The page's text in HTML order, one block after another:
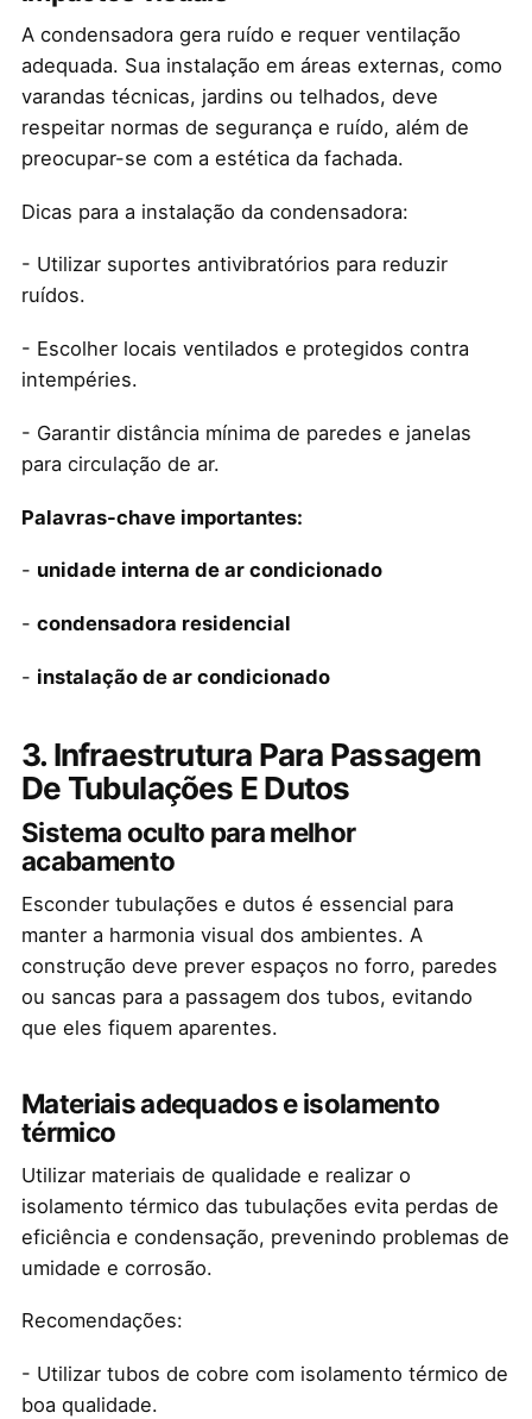
A condensadora gera ruído e requer ventilação
adequada. Sua instalação em áreas externas, como
varandas técnicas, jardins ou telhados, deve
respeitar normas de segurança e ruído, além de
preocupar-se com a estética da fachada.
Dicas para a instalação da condensadora:
- Utilizar suportes antivibratórios para reduzir
ruídos.
- Escolher locais ventilados e protegidos contra
intempéries.
- Garantir distância mínima de paredes e janelas
para circulação de ar.
Palavras-chave importantes:
- unidade interna de ar condicionado
- condensadora residencial
- instalação de ar condicionado
3. Infraestrutura Para Passagem
De Tubulações E Dutos
Sistema oculto para melhor
acabamento
Esconder tubulações e dutos é essencial para
manter a harmonia visual dos ambientes. A
construção deve prever espaços no forro, paredes
ou sancas para a passagem dos tubos, evitando
que eles fiquem aparentes.
Materiais adequados e isolamento
térmico
Utilizar materiais de qualidade e realizar o
isolamento térmico das tubulações evita perdas de
eficiência e condensação, prevenindo problemas de
umidade e corrosão.
Recomendações:
- Utilizar tubos de cobre com isolamento térmico de
boa qualidade.